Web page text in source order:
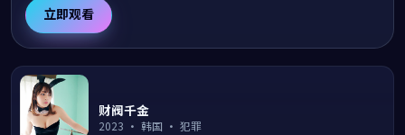
反复回味的浪漫佳作。
立即观看
财阀千金
2023 · 韩国 · 犯罪